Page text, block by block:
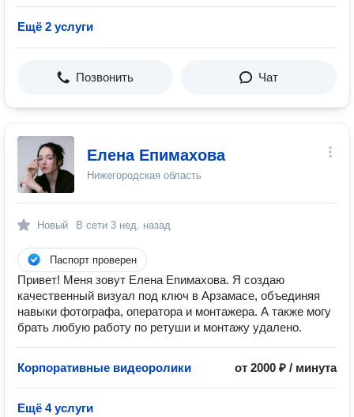
Ещё 2 услуги
Позвонить Чат
Елена Епимахова
Нижегородская область
Новый В сети 3 нед. назад
Паспорт проверен
Привет! Меня зовут Елена Епимахова. Я создаю
качественный визуал под ключ в Арзамасе, объединяя
навыки фотографа, оператора и монтажера. А также могу
брать любую работу по ретуши и монтажу удалено.
Корпоративные видеоролики от 2000 ₽ / минута
Ещё 4 услуги